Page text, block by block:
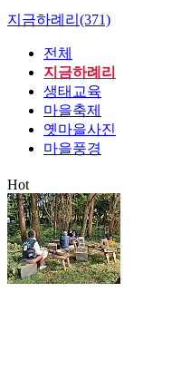
지금하례리(371)
전체
지금하례리
생태교육
마을축제
옛마을사진
마을풍경
Hot